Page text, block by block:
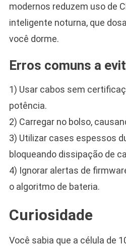
modernos reduzem uso de
inteligente noturna, que
você dorme.
Erros comuns a
1) Usar cabos sem
potência.
2) Carregar no bolso,
3) Utilizar cases espessos
bloqueando dissipação de
4) Ignorar alertas de
o algoritmo de bateria.
Curiosidade
Você sabia que a célula de